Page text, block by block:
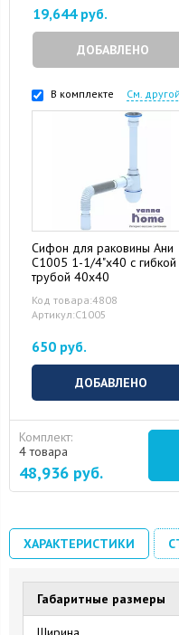
19,644 руб.
ДОБАВЛЕНО
В комплекте См. другой
Сифон для раковины Ани
С1005 1-1/4"x40 с гибкой
трубой 40x40
Код товара:4808
Артикул:С1005
650 руб.
ДОБАВЛЕНО
Комплект:
4 товара
48,936 руб.
ХАРАКТЕРИСТИКИ
Габаритные размеры